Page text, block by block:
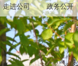
走进公司 政务公开